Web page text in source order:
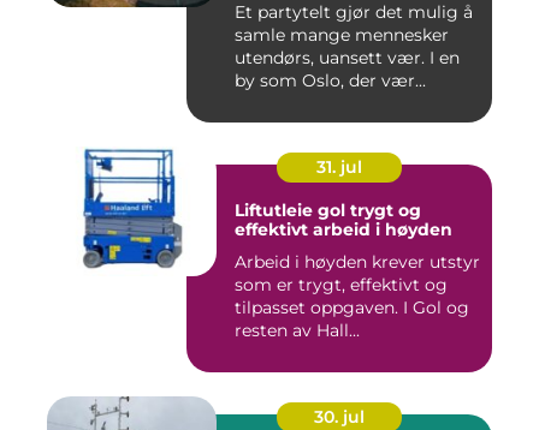
Et partytelt gjør det mulig å
samle mange mennesker
utendørs, uansett vær. I en
by som Oslo, der vær...
31. jul
Liftutleie gol trygt og
effektivt arbeid i høyden
Arbeid i høyden krever utstyr
som er trygt, effektivt og
tilpasset oppgaven. I Gol og
resten av Hall...
30. jul